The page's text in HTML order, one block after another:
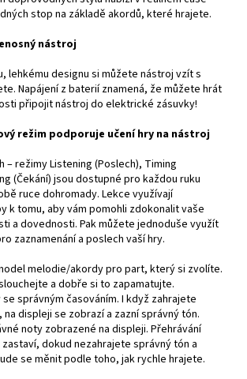
stop na základě akordů, které hrajete.
nástroj
lehkému designu si můžete nástroj vzít s
Napájení z baterií znamená, že můžete hrát
připojit nástroj do elektrické zásuvky!
režim podporuje učení hry na nástroj
– režimy Listening (Poslech), Timing
(Čekání) jsou dostupné pro každou ruku
ruce dohromady. Lekce využívají
k tomu, aby vám pomohli zdokonalit vaše
a dovednosti. Pak můžete jednoduše využít
zaznamenání a poslech vaší hry.
melodie/akordy pro part, který si zvolíte.
a dobře si to zapamatujte.
správným časováním. I když zahrajete
displeji se zobrazí a zazní správný tón.
noty zobrazené na displeji. Přehrávání
dokud nezahrajete správný tón a
se měnit podle toho, jak rychle hrajete.